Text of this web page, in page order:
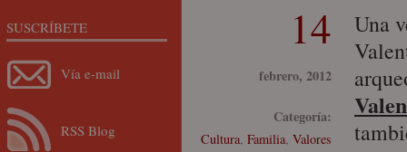
14
febrero, 2012
Categoría:
Cultura, Familia, Valores
Una
SUSCRÍBETE
Vía e-mail
RSS Blog